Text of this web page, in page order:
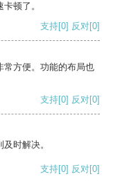
顿了。
支持[0] 反对[0]
常方便。功能的布局也
支持[0] 反对[0]
时解决。
支持[0] 反对[0]